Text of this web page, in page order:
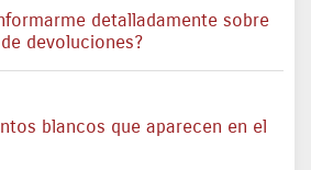
detalladamente sobre
devoluciones?
blancos que aparecen en el